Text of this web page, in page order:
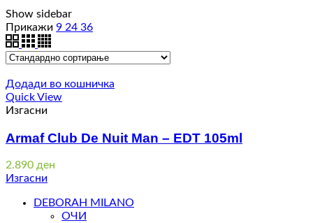
Show sidebar
Прикажи 9 24 36
Додади во кошничка
Quick View
Изгасни
Armaf Club De Nuit Man – EDT 105ml
2.890 ден
Изгасни
DEBORAH MILANO
ОЧИ